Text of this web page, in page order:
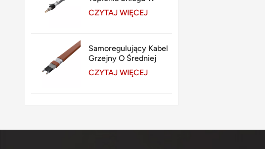
Betonie I Asfalcie
CZYTAJ WIĘCEJ
Samoregulujący Kabel
Grzejny O Średniej
Temperaturze 135℃
CZYTAJ WIĘCEJ